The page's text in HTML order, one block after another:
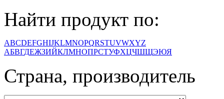
Найти продукт по:
ABCDEFGHIJKLMNOPQRSTUVWXYZ
АБВГДЕЖЗИЙКЛМНОПРСТУФХЦЧШЩЭЮЯ
Страна, производитель